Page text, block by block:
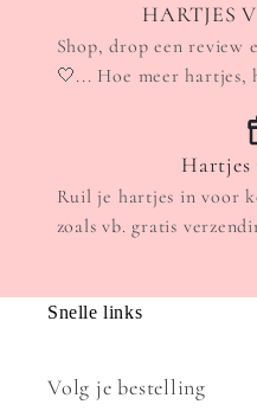
HARTJES
Shop, drop een review
🤍... Hoe meer hartjes,
Hartjes
Ruil je hartjes in voor
zoals vb. gratis
Snelle links
Volg je bestelling